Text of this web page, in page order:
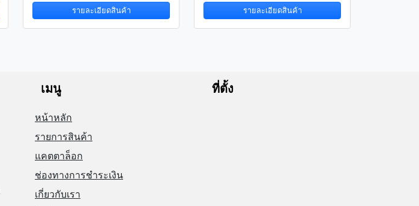
รายละเอียดสินค้า รายละเอียดสินค้า
เมนู
หน้าหลัก
รายการสินค้า
แคตตาล็อก
ช่องทางการชำระเงิน
เกี่ยวกับเรา
ที่ตั้ง